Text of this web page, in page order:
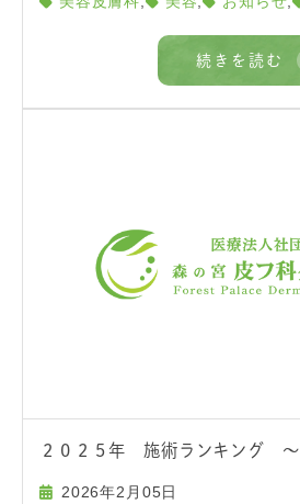
続きを読む
２０２５年 施術ランキング ～
2026年2月05日